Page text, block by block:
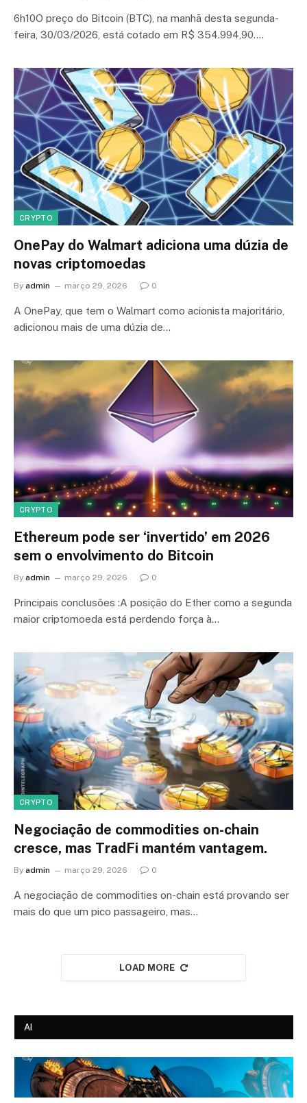
6h10O preço do Bitcoin (BTC), na manhã desta segunda-
feira, 30/03/2026, está cotado em R$ 354.994,90.…
CRYPTO
OnePay do Walmart adiciona uma dúzia de
novas criptomoedas
By admin março 29, 2026 0
A OnePay, que tem o Walmart como acionista majoritário,
adicionou mais de uma dúzia de…
CRYPTO
Ethereum pode ser ‘invertido’ em 2026
sem o envolvimento do Bitcoin
By admin março 29, 2026 0
Principais conclusões :A posição do Ether como a segunda
maior criptomoeda está perdendo força à…
CRYPTO
Negociação de commodities on-chain
cresce, mas TradFi mantém vantagem.
By admin março 29, 2026 0
A negociação de commodities on-chain está provando ser
mais do que um pico passageiro, mas…
LOAD MORE
AI